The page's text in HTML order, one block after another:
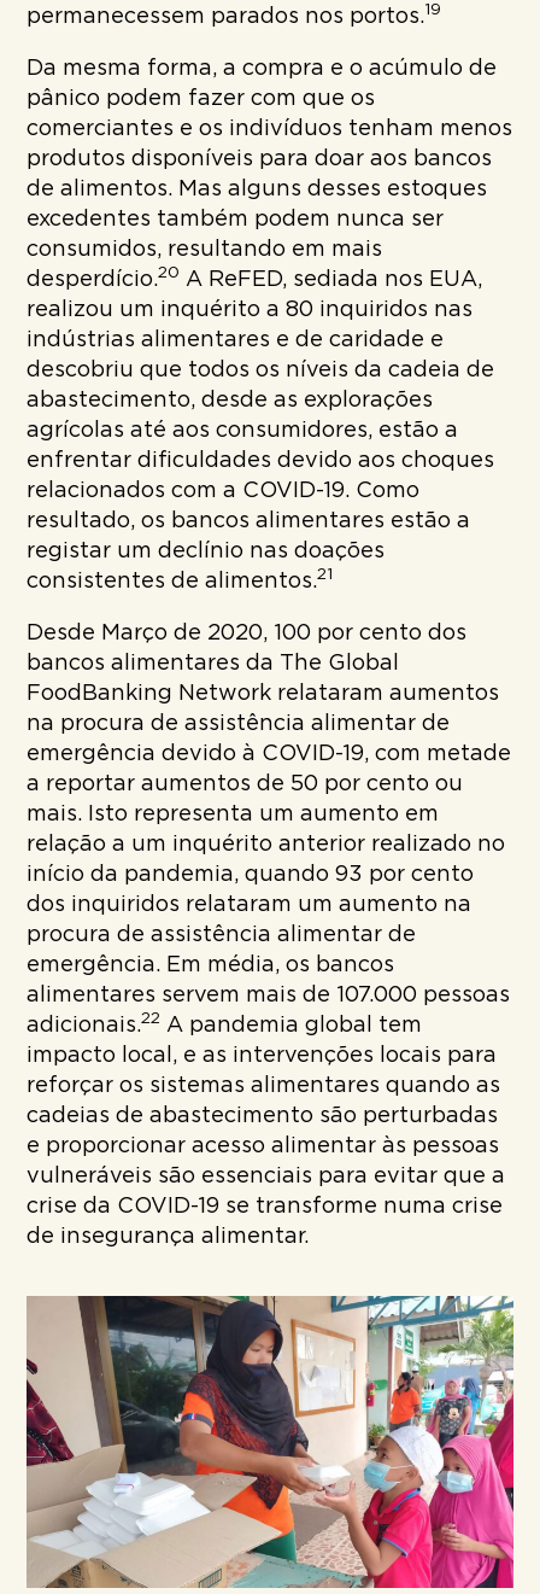
permanecessem parados nos portos.19
Da mesma forma, a compra e o acúmulo de
pânico podem fazer com que os
comerciantes e os indivíduos tenham menos
produtos disponíveis para doar aos bancos
de alimentos. Mas alguns desses estoques
excedentes também podem nunca ser
consumidos, resultando em mais
desperdício.20 A ReFED, sediada nos EUA,
realizou um inquérito a 80 inquiridos nas
indústrias alimentares e de caridade e
descobriu que todos os níveis da cadeia de
abastecimento, desde as explorações
agrícolas até aos consumidores, estão a
enfrentar dificuldades devido aos choques
relacionados com a COVID-19. Como
resultado, os bancos alimentares estão a
registar um declínio nas doações
consistentes de alimentos.21
Desde Março de 2020, 100 por cento dos
bancos alimentares da The Global
FoodBanking Network relataram aumentos
na procura de assistência alimentar de
emergência devido à COVID-19, com metade
a reportar aumentos de 50 por cento ou
mais. Isto representa um aumento em
relação a um inquérito anterior realizado no
início da pandemia, quando 93 por cento
dos inquiridos relataram um aumento na
procura de assistência alimentar de
emergência. Em média, os bancos
alimentares servem mais de 107.000 pessoas
adicionais.22 A pandemia global tem
impacto local, e as intervenções locais para
reforçar os sistemas alimentares quando as
cadeias de abastecimento são perturbadas
e proporcionar acesso alimentar às pessoas
vulneráveis são essenciais para evitar que a
crise da COVID-19 se transforme numa crise
de insegurança alimentar.